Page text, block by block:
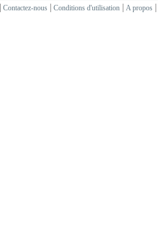
Contactez-nous Conditions d'utilisation A propos